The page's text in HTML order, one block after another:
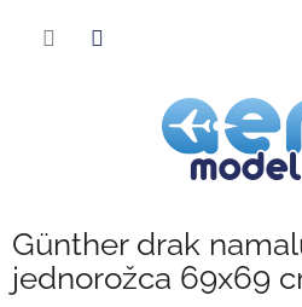
Günther drak
jednorožca 69x69